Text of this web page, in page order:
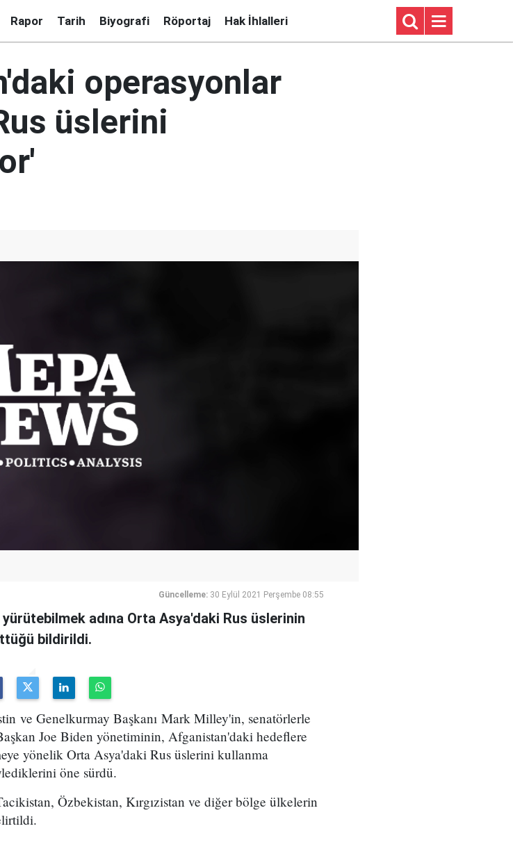
Rapor Tarih Biyografi Röportaj Hak İhlalleri
operasyonlar
üslerini
Güncelleme: 30 Eylül 2021 Perşembe 08:55
adına Orta Asya'daki Rus üslerinin
bildirildi.
ve Genelkurmay Başkanı Mark Milley'in, senatörlerle
Joe Biden yönetiminin, Afganistan'daki hedeflere
yönelik Orta Asya'daki Rus üslerini kullanma
öne sürdü.
Özbekistan, Kırgızistan ve diğer bölge ülkelerin